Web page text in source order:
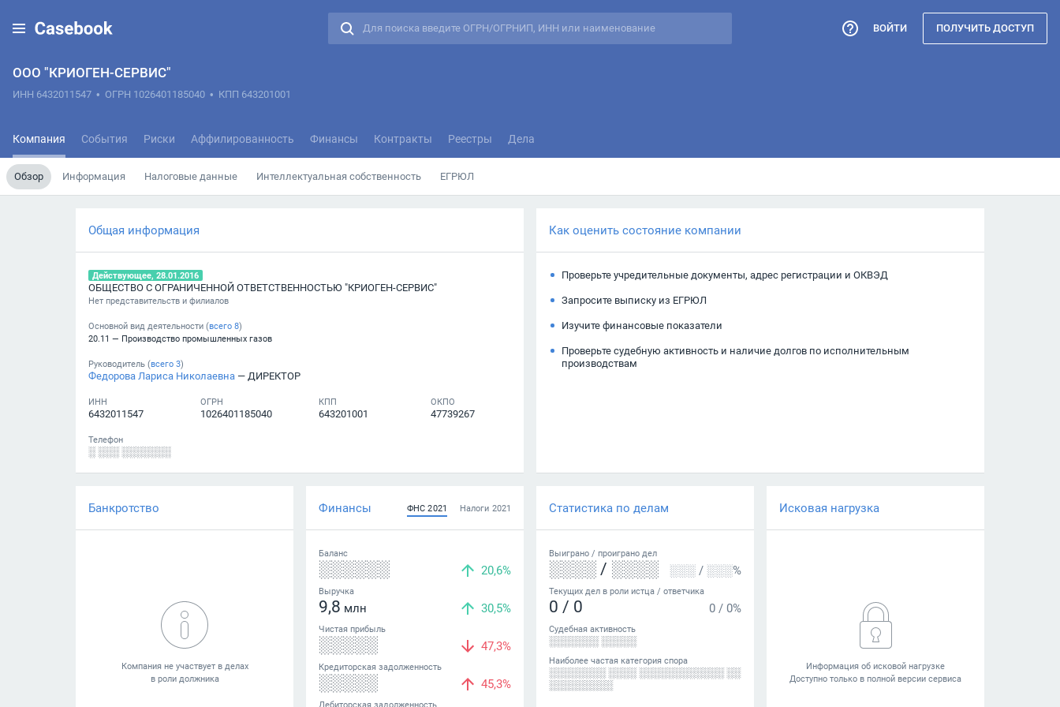
ООО "КРИОГЕН-СЕРВИС"
ИНН 6432011547 • ОГРН 1026401185040 • КПП 643201001
Компания События Риски Аффилированность Финансы Контракты Реестры Дела
Обзор Информация Налоговые данные Интеллектуальная собственность ЕГРЮЛ
ВОЙТИ ПОЛУЧИТЬ ДОСТУП
Общая информация
Действующее, 28.01.2016
ОБЩЕСТВО С ОГРАНИЧЕННОЙ ОТВЕТСТВЕННОСТЬЮ "КРИОГЕН-СЕРВИС"
Нет представительств и филиалов
Основной вид деятельности (всего 8)
20.11 — Производство промышленных газов
Руководитель (всего 3)
Федорова Лариса Николаевна — ДИРЕКТОР
ИНН
6432011547
ОГРН
1026401185040
КПП
643201001
ОКПО
47739267
Телефон
░ ░░░ ░░░░░░░
Как оценить состояние компании
Проверьте учредительные документы, адрес регистрации и ОКВЭД
Запросите выписку из ЕГРЮЛ
Изучите финансовые показатели
Проверьте судебную активность и наличие долгов по исполнительным
производствам
Банкротство Финансы ФНС 2021 Налоги 2021
Баланс
░░░░░░ 20,6%
Выручка
9,8 млн 30,5%
Чистая прибыль
░░░░░ 47,3%
Кредиторская задолженность
░░░░░ 45,3%
Дебиторская задолженность
Статистика по делам
Выиграно / проиграно дел
░░░░ / ░░░░ ░░░ / ░░░%
Текущих дел в роли истца / ответчика
0 / 0 0 / 0%
Судебная активность
░░░░░░░ ░░░░░
Наиболее частая категория спора
░░░░░░░░ ░░░░ ░░░░░░░░░░░░ ░░
░░░░░░░░░
Исковая нагрузка